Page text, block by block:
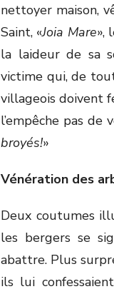
nettoyer maison,
Saint, «Joia Mare»,
la laideur de sa
victime qui, de
villageois doivent
l’empêche pas de
broyés!»
Vénération des
Deux coutumes
les bergers se
abattre. Plus
ils lui